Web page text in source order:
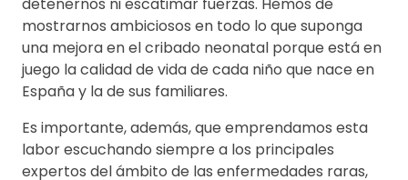
detenernos ni escatimar fuerzas. Hemos de
mostrarnos ambiciosos en todo lo que suponga
una mejora en el cribado neonatal porque está en
juego la calidad de vida de cada niño que nace en
España y la de sus familiares.
Es importante, además, que emprendamos esta
labor escuchando siempre a los principales
expertos del ámbito de las enfermedades raras,